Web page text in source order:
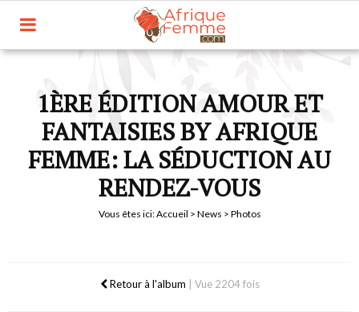
1ÈRE ÉDITION AMOUR ET
FANTAISIES BY AFRIQUE
FEMME: LA SÉDUCTION AU
RENDEZ-VOUS
Vous êtes ici:Accueil > News > Photos
Retour à l'album Vue 2204 fois